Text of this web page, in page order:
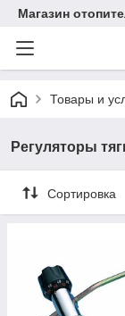
Магазин
Товары и
Регуляторы
Сортировка